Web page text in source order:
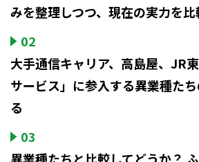
みを整理しつつ、現在の実力を
02
大手通信キャリア、高島屋、JR
サービス」に参入する異業種た
る
03